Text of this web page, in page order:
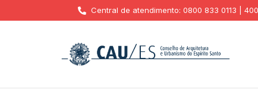
Central de atendimento: 0800 833 0113 |